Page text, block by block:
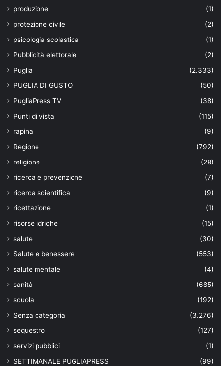
produzione
(1)
protezione civile
(2)
psicologia scolastica
(1)
Pubblicità elettorale
(2)
Puglia
(2.333)
PUGLIA DI GUSTO
(50)
PugliaPress TV
(38)
Punti di vista
(115)
rapina
(9)
Regione
(792)
religione
(28)
ricerca e prevenzione
(7)
ricerca scientifica
(9)
ricettazione
(1)
risorse idriche
(15)
salute
(30)
Salute e benessere
(553)
salute mentale
(4)
sanità
(685)
scuola
(192)
Senza categoria
(3.276)
sequestro
(127)
servizi pubblici
(1)
SETTIMANALE PUGLIAPRESS
(99)